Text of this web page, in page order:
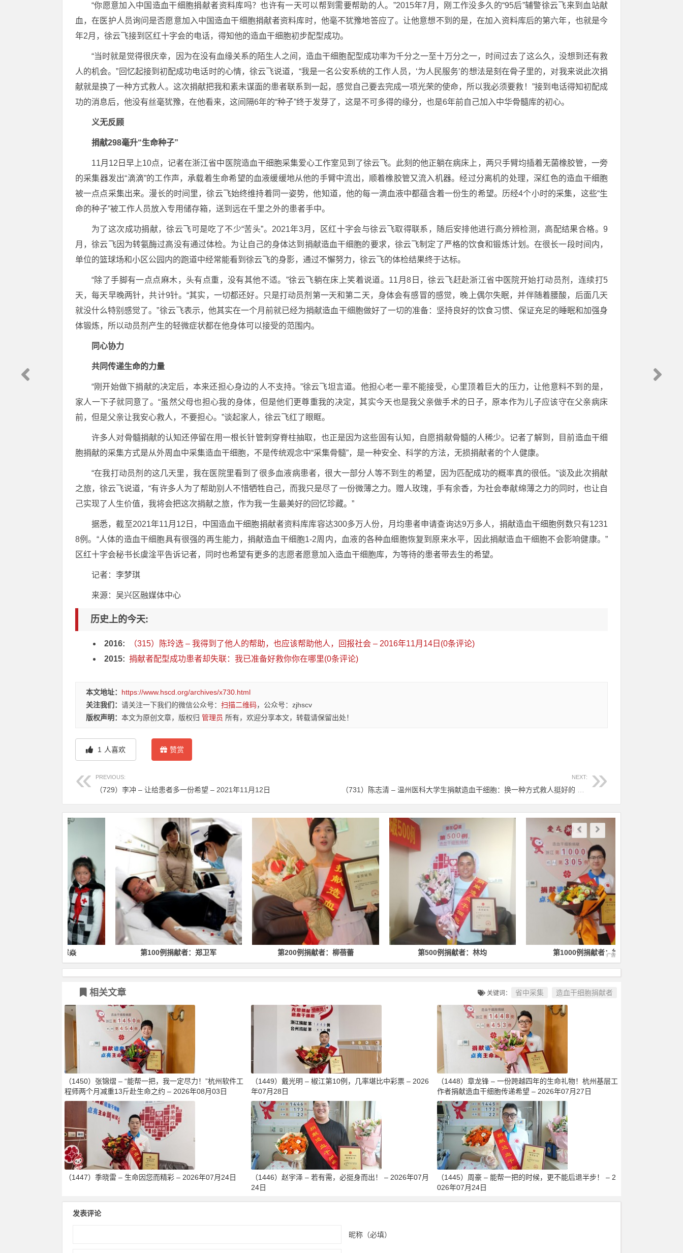
“你愿意加入中国造血干细胞捐献者资料库吗？也许有一天可以帮到需要帮助的人。”2015年7月，刚工作没多久的“95后”辅警徐云飞来到血站献
血，在医护人员询问是否愿意加入中国造血干细胞捐献者资料库时，他毫不犹豫地答应了。让他意想不到的是，在加入资料库后的第六年，也就是今
年2月，徐云飞接到区红十字会的电话，得知他的造血干细胞初步配型成功。
“当时就是觉得很庆幸，因为在没有血缘关系的陌生人之间，造血干细胞配型成功率为千分之一至十万分之一，时间过去了这么久，没想到还有救
人的机会。”回忆起接到初配成功电话时的心情，徐云飞说道，“我是一名公安系统的工作人员，‘为人民服务’的想法是刻在骨子里的，对我来说此次捐
献就是换了一种方式救人。这次捐献把我和素未谋面的患者联系到一起，感觉自己要去完成一项光荣的使命，所以我必须要救！”接到电话得知初配成
功的消息后，他没有丝毫犹豫，在他看来，这间隔6年的“种子”终于发芽了，这是不可多得的缘分，也是6年前自己加入中华骨髓库的初心。
义无反顾
捐献298毫升“生命种子”
11月12日早上10点，记者在浙江省中医院造血干细胞采集爱心工作室见到了徐云飞。此刻的他正躺在病床上，两只手臂均插着无菌橡胶管，一旁
的采集器发出“滴滴”的工作声，承载着生命希望的血液缓缓地从他的手臂中流出，顺着橡胶管又流入机器。经过分离机的处理，深红色的造血干细胞
被一点点采集出来。漫长的时间里，徐云飞始终维持着同一姿势，他知道，他的每一滴血液中都蕴含着一份生的希望。历经4个小时的采集，这些“生
命的种子”被工作人员放入专用储存箱，送到远在千里之外的患者手中。
为了这次成功捐献，徐云飞可是吃了不少“苦头”。2021年3月，区红十字会与徐云飞取得联系，随后安排他进行高分辨检测，高配结果合格。9
月，徐云飞因为转氨酶过高没有通过体检。为让自己的身体达到捐献造血干细胞的要求，徐云飞制定了严格的饮食和锻炼计划。在很长一段时间内，
单位的篮球场和小区公园内的跑道中经常能看到徐云飞的身影，通过不懈努力，徐云飞的体检结果终于达标。
“除了手脚有一点点麻木，头有点重，没有其他不适。”徐云飞躺在床上笑着说道。11月8日，徐云飞赶赴浙江省中医院开始打动员剂，连续打5
天，每天早晚两针，共计9针。“其实，一切都还好。只是打动员剂第一天和第二天，身体会有感冒的感觉，晚上偶尔失眠，并伴随着腰酸，后面几天
就没什么特别感觉了。”徐云飞表示，他其实在一个月前就已经为捐献造血干细胞做好了一切的准备：坚持良好的饮食习惯、保证充足的睡眠和加强身
体锻炼，所以动员剂产生的轻微症状都在他身体可以接受的范围内。
同心协力
共同传递生命的力量
“刚开始做下捐献的决定后，本来还担心身边的人不支持。”徐云飞坦言道。他担心老一辈不能接受，心里顶着巨大的压力，让他意料不到的是，
家人一下子就同意了。“虽然父母也担心我的身体，但是他们更尊重我的决定，其实今天也是我父亲做手术的日子，原本作为儿子应该守在父亲病床
前，但是父亲让我安心救人，不要担心。”谈起家人，徐云飞红了眼眶。
许多人对骨髓捐献的认知还停留在用一根长针管刺穿脊柱抽取，也正是因为这些固有认知，自愿捐献骨髓的人稀少。记者了解到，目前造血干细
胞捐献的采集方式是从外周血中采集造血干细胞，不是传统观念中“采集骨髓”，是一种安全、科学的方法，无损捐献者的个人健康。
“在我打动员剂的这几天里，我在医院里看到了很多血液病患者，很大一部分人等不到生的希望，因为匹配成功的概率真的很低。”谈及此次捐献
之旅，徐云飞说道，“有许多人为了帮助别人不惜牺牲自己，而我只是尽了一份微薄之力。赠人玫瑰，手有余香，为社会奉献绵薄之力的同时，也让自
己实现了人生价值，我将会把这次捐献之旅，作为我一生最美好的回忆珍藏。”
据悉，截至2021年11月12日，中国造血干细胞捐献者资料库库容达300多万人份，月均患者申请查询达9万多人，捐献造血干细胞例数只有1231
8例。“人体的造血干细胞具有很强的再生能力，捐献造血干细胞1-2周内，血液的各种血细胞恢复到原来水平，因此捐献造血干细胞不会影响健康。”
区红十字会秘书长虞淦平告诉记者，同时也希望有更多的志愿者愿意加入造血干细胞库，为等待的患者带去生的希望。
记者：李梦琪
来源：吴兴区融媒体中心
历史上的今天:
2016:
（315）陈玲选 – 我得到了他人的帮助，也应该帮助他人，回报社会 – 2016年11月14日(0条评论)
2015: 捐献者配型成功患者却失联：我已准备好救你你在哪里(0条评论)
本文地址： https://www.hscd.org/archives/x730.html
关注我们： 请关注一下我们的微信公众号： 扫描二维码，公众号：zjhscv
版权声明： 本文为原创文章，版权归 管理员 所有，欢迎分享本文，转载请保留出处！
1 人喜欢 赞赏
PREVIOUS:
（729）李冲 – 让给患者多一份希望 – 2021年11月12日
NEXT:
（731）陈志清 – 温州医科大学生捐献造血干细胞：换一种方式救人挺好的 – 2021年11月19日
第100例捐献者：郑卫军 第200例捐献者：柳蓓蕾 第500例捐献者：林均 第1000例捐献者：徐毅
相关文章 关键词： 省中采集 造血干细胞捐献者
（1450）张锦熠 – “能帮一把，我一定尽力！”杭州软件工
程师两个月减重13斤赴生命之约 – 2026年08月03日
（1449）戴光明 – 椒江第10例，几率堪比中彩票 – 2026
年07月28日
（1448）章龙锋 – 一份跨越四年的生命礼物！杭州基层工
作者捐献造血干细胞传递希望 – 2026年07月27日
（1447）季晓雷 – 生命因您而精彩 – 2026年07月24日
（1446）赵宇泽 – 若有需，必挺身而出！ – 2026年07月
24日
（1445）周豪 – 能帮一把的时候，更不能后退半步！ – 2
026年07月24日
发表评论
昵称（必填）